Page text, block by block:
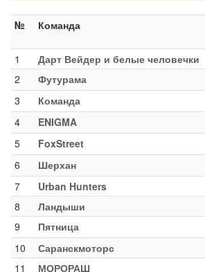
№ Команда
1 Дарт Вейдер и белые человечки
2
Футурама
3
Команда
4
ENIGMA
5
FoxStreet
6
Шерхан
7
Urban Hunters
8
Ландыши
9
Пятница
10
Саранскмоторс
11
МОРОРАШ